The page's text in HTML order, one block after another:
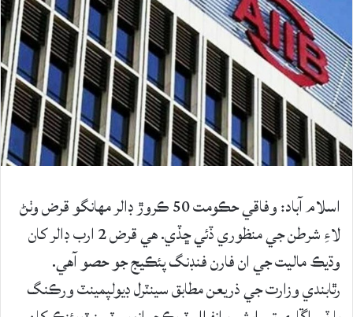
اسلام آباد: وفاقي حڪومت 50 ڪروڙ ڊالر مهانگو قرض وٺڻ
لاءِ شرطن جي منظوري ڏئي ڇڏي. هي قرض 2 ارب ڊالر کان
وڌيڪ ماليت جي ان فارن فنڊنگ پئڪيج جو حصو آهي.
رٿابندي وزارت جي ذريعن مطابق سينٽرل ڊيولپمينٽ ورڪنگ